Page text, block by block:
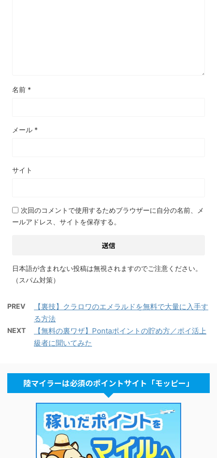
名前 *
メール *
サイト
次回のコメントで使用するためブラウザーに自分の名前、メ
ールアドレス、サイトを保存する。
日本語が含まれない投稿は無視されますのでご注意ください。
（スパム対策）
PREV
【裏技】クラロワのエメラルドを無料で大量に入手す
る方法
NEXT
【無料の裏ワザ】Pontaポイントの貯め方／ポイ活上
級者に聞いてみた
陸マイラーは必須のポイントサイト「モッピー」